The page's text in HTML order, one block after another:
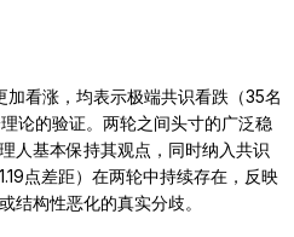
看涨，均表示极端共识看跌（35名
论的验证。两轮之间头寸的广泛稳
人基本保持其观点，同时纳入共识
点差距）在两轮中持续存在，反映
结构性恶化的真实分歧。